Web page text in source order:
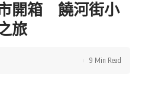
開箱 饒河街小
旅
9 Min Read